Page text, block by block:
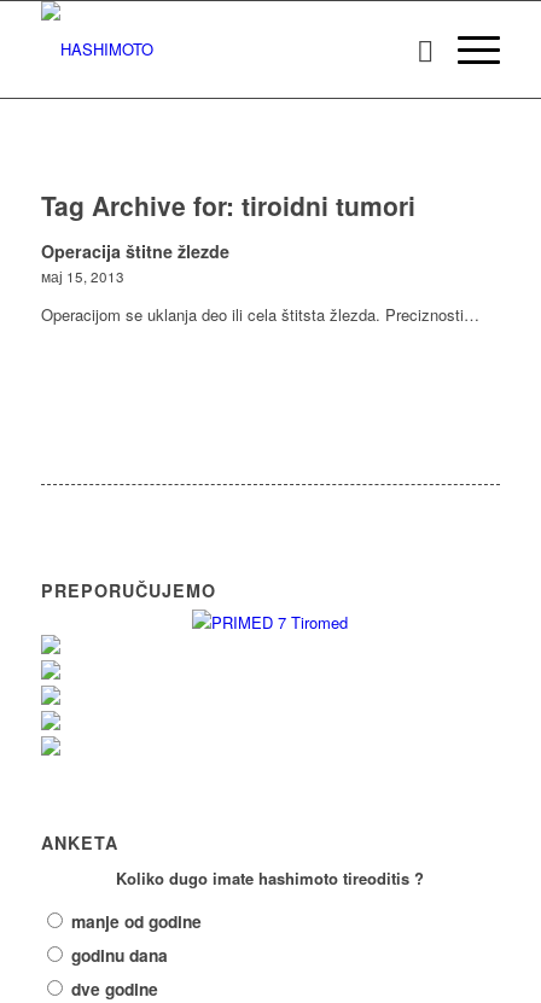
Tag Archive for: tiroidni tumori
Operacija štitne žlezde
мај 15, 2013
Operacijom se uklanja deo ili cela štitsta žlezda. Preciznosti…
PREPORUČUJEMO
ANKETA
Koliko dugo imate hashimoto tireoditis ?
manje od godine
godinu dana
dve godine